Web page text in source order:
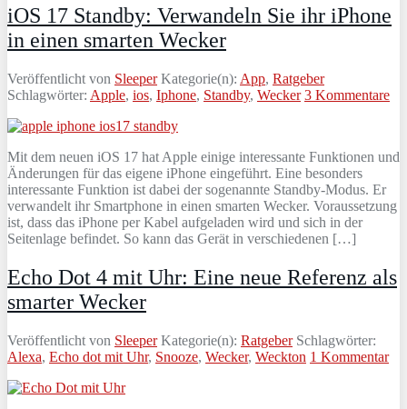
iOS 17 Standby: Verwandeln Sie ihr iPhone
in einen smarten Wecker
Veröffentlicht von Sleeper Kategorie(n): App, Ratgeber
Schlagwörter: Apple, ios, Iphone, Standby, Wecker 3 Kommentare
Mit dem neuen iOS 17 hat Apple einige interessante Funktionen und
Änderungen für das eigene iPhone eingeführt. Eine besonders
interessante Funktion ist dabei der sogenannte Standby-Modus. Er
verwandelt ihr Smartphone in einen smarten Wecker. Voraussetzung
ist, dass das iPhone per Kabel aufgeladen wird und sich in der
Seitenlage befindet. So kann das Gerät in verschiedenen […]
Echo Dot 4 mit Uhr: Eine neue Referenz als
smarter Wecker
Veröffentlicht von Sleeper Kategorie(n): RatgeberSchlagwörter:
Alexa, Echo dot mit Uhr, Snooze, Wecker, Weckton 1 Kommentar